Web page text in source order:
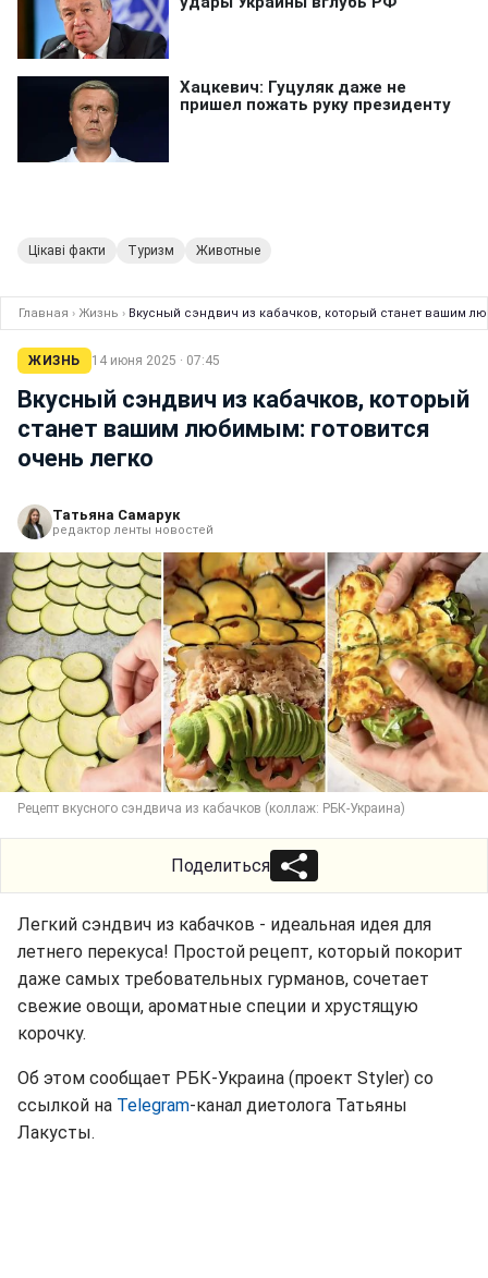
Цікаві факти Туризм Животные
Главная › Жизнь › Вкусный сэндвич из кабачков, который станет вашим
ЖИЗНЬ 14 июня 2025 · 07:45
Вкусный сэндвич из кабачков, который
станет вашим любимым: готовится
очень легко
Татьяна Самарук
редактор ленты новостей
Рецепт вкусного сэндвича из кабачков (коллаж: РБК-Украина)
Поделиться
Легкий сэндвич из кабачков - идеальная идея для
летнего перекуса! Простой рецепт, который покорит
даже самых требовательных гурманов, сочетает
свежие овощи, ароматные специи и хрустящую
корочку.
Об этом сообщает РБК-Украина (проект Styler) со
ссылкой на Telegram-канал диетолога Татьяны
Лакусты.